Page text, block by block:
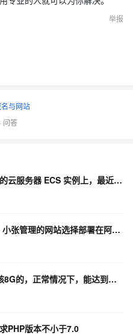
举报
与网站
问答
小张管理的网站选择部署在阿里云的云服务器 ECS 实例上，最近发现一个现象，网站首页的宣传视频在某些
云计算ACP认证练习题： （单选）小张管理的网站选择部署在阿里云的云服务器ECS 实例上，最近发现
麻烦问一下，像我这样的服务器4核8G的，正常情况下，能达到多少并发量？这个并发量，我网站同时应用的人
PHP版本不小于7.0